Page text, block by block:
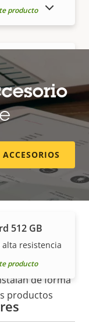
producto
128 GB
resistencia
producto
256 GB
resistencia
producto
512 GB
alta resistencia
producto
de forma
productos